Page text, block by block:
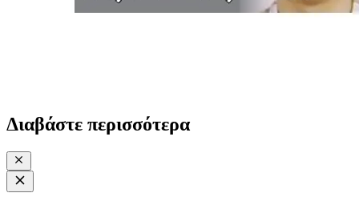
Διαβάστε περισσότερα